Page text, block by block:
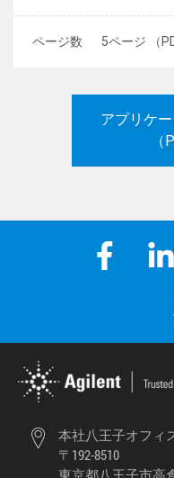
ページ数 5ページ （
アプリケ
（
本社八王子オフィ
〒192-8510